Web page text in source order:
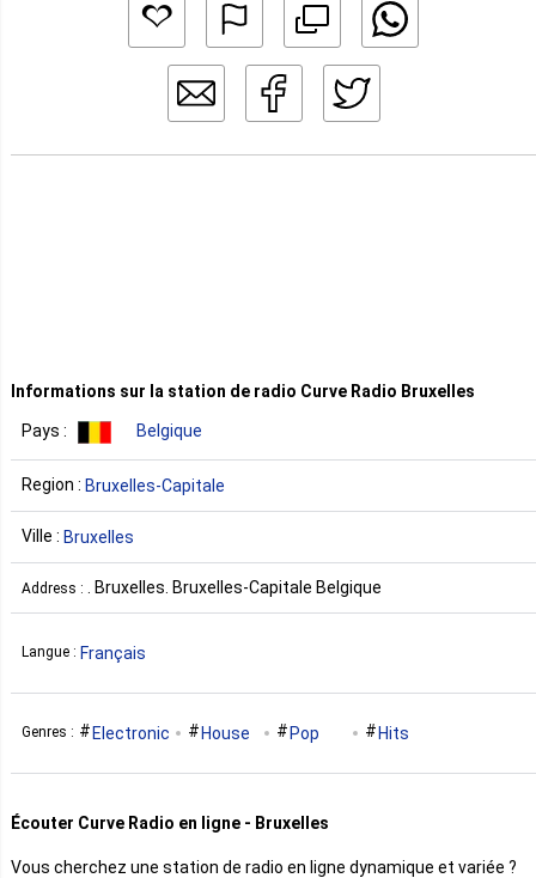
Informations sur la station de radio Curve Radio Bruxelles
Pays : Belgique
Region : Bruxelles-Capitale
Ville : Bruxelles
Address : . Bruxelles. Bruxelles-Capitale Belgique
Langue : Français
Genres : Electronic House Pop Hits
Écouter Curve Radio en ligne - Bruxelles
Vous cherchez une station de radio en ligne dynamique et variée ?